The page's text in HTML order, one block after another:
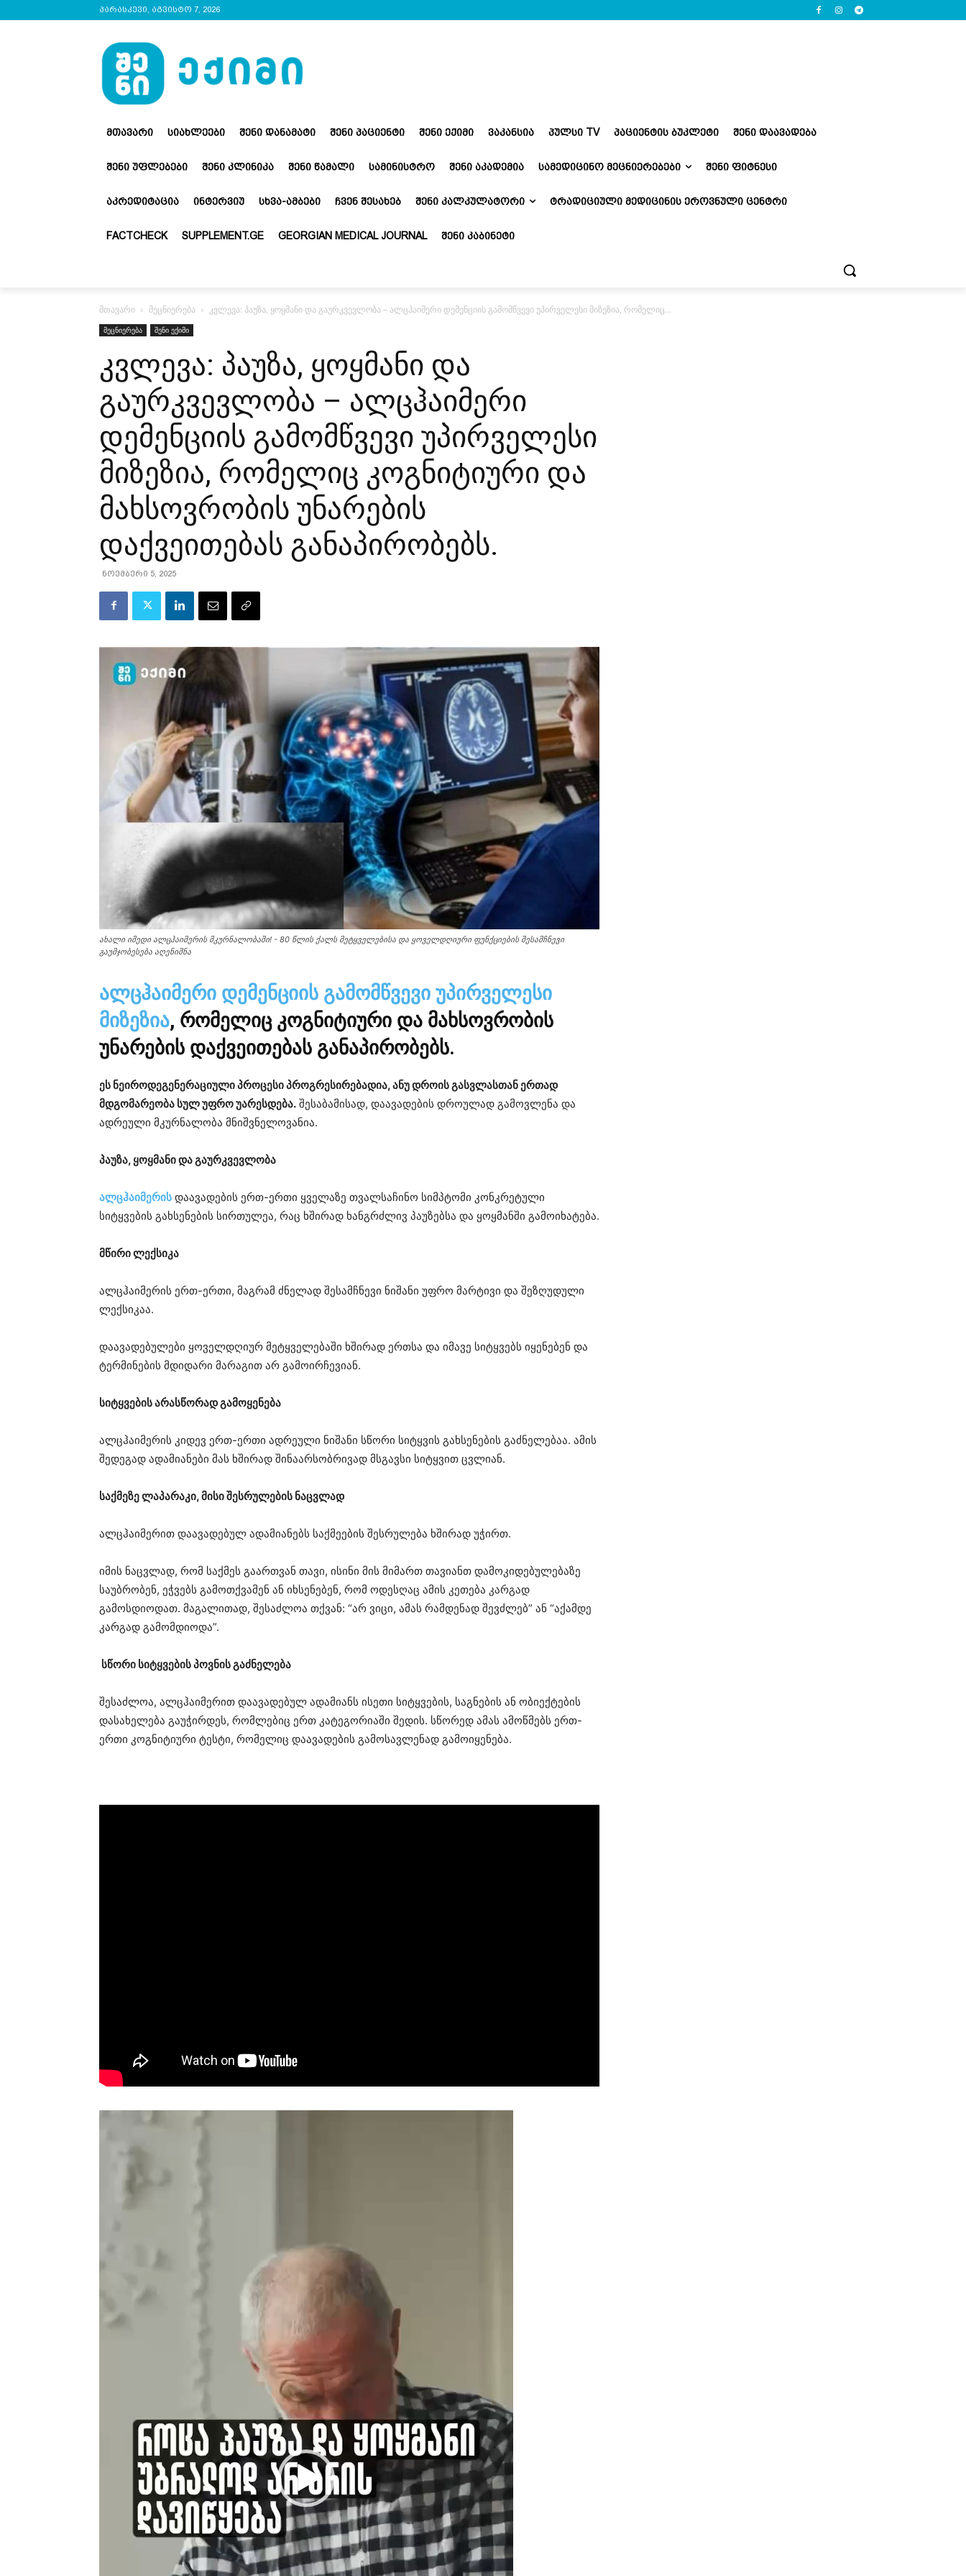
პარასკევი, აგვისტო 7, 2026
ᲛᲗᲐᲕᲐᲠᲘ ᲡᲘᲐᲮᲚᲔᲔᲑᲘ ᲨᲔᲜᲘ ᲓᲐᲜᲐᲛᲐᲢᲘ ᲨᲔᲜᲘ ᲞᲐᲪᲘᲔᲜᲢᲘ ᲨᲔᲜᲘ ᲔᲥᲘᲛᲘ ᲕᲐᲙᲐᲜᲡᲘᲐ ᲞᲣᲚᲡᲘ TV ᲞᲐᲪᲘᲔᲜᲢᲘᲡ ᲑᲣᲙᲚᲔᲢᲘ ᲨᲔᲜᲘ ᲓᲐᲐᲕᲐᲓᲔᲑᲐ
ᲨᲔᲜᲘ ᲣᲤᲚᲔᲑᲔᲑᲘ ᲨᲔᲜᲘ ᲙᲚᲘᲜᲘᲙᲐ ᲨᲔᲜᲘ ᲬᲐᲛᲐᲚᲘ ᲡᲐᲛᲘᲜᲘᲡᲢᲠᲝ ᲨᲔᲜᲘ ᲐᲙᲐᲓᲔᲛᲘᲐ ᲡᲐᲛᲔᲓᲘᲪᲘᲜᲝ ᲛᲔᲪᲜᲘᲔᲠᲔᲑᲔᲑᲘ ᲨᲔᲜᲘ ᲤᲘᲢᲜᲔᲡᲘ
ᲐᲙᲠᲔᲓᲘᲢᲐᲪᲘᲐ ᲘᲜᲢᲔᲠᲕᲘᲣ ᲡᲮᲕᲐ-ᲐᲛᲑᲔᲑᲘ ᲩᲕᲔᲜ ᲨᲔᲡᲐᲮᲔᲑ ᲨᲔᲜᲘ ᲙᲐᲚᲙᲣᲚᲐᲢᲝᲠᲘ ᲢᲠᲐᲓᲘᲪᲘᲣᲚᲘ ᲛᲔᲓᲘᲪᲘᲜᲘᲡ ᲔᲠᲝᲕᲜᲣᲚᲘ ᲪᲔᲜᲢᲠᲘ
FACTCHECK SUPPLEMENT.GE GEORGIAN MEDICAL JOURNAL ᲨᲔᲜᲘ ᲙᲐᲑᲘᲜᲔᲢᲘ
მთავარი მეცნიერება კვლევა: პაუზა, ყოყმანი და გაურკვევლობა – ალცჰაიმერი დემენციის გამომწვევი უპირველესი მიზეზია, რომელიც...
მეცნიერება შენი ექიმი
კვლევა: პაუზა, ყოყმანი და
გაურკვევლობა – ალცჰაიმერი
დემენციის გამომწვევი უპირველესი
მიზეზია, რომელიც კოგნიტიური და
მახსოვრობის უნარების
დაქვეითებას განაპირობებს.
ნოემბერი 5, 2025
ახალი იმედი ალცჰაიმერის მკურნალობაში! - 80 წლის ქალს მეტყველებისა და ყოველდღიური ფუნქციების შესამჩნევი
გაუმჯობესება აღენიშნა
ალცჰაიმერი დემენციის გამომწვევი უპირველესი
მიზეზია, რომელიც კოგნიტიური და მახსოვრობის
უნარების დაქვეითებას განაპირობებს.
ეს ნეიროდეგენერაციული პროცესი პროგრესირებადია, ანუ დროის გასვლასთან ერთად
მდგომარეობა სულ უფრო უარესდება. შესაბამისად, დაავადების დროულად გამოვლენა და
ადრეული მკურნალობა მნიშვნელოვანია.
პაუზა, ყოყმანი და გაურკვევლობა
ალცჰაიმერის დაავადების ერთ-ერთი ყველაზე თვალსაჩინო სიმპტომი კონკრეტული
სიტყვების გახსენების სირთულეა, რაც ხშირად ხანგრძლივ პაუზებსა და ყოყმანში გამოიხატება.
მწირი ლექსიკა
ალცჰაიმერის ერთ-ერთი, მაგრამ ძნელად შესამჩნევი ნიშანი უფრო მარტივი და შეზღუდული
ლექსიკაა.
დაავადებულები ყოველდღიურ მეტყველებაში ხშირად ერთსა და იმავე სიტყვებს იყენებენ და
ტერმინების მდიდარი მარაგით არ გამოირჩევიან.
სიტყვების არასწორად გამოყენება
ალცჰაიმერის კიდევ ერთ-ერთი ადრეული ნიშანი სწორი სიტყვის გახსენების გაძნელებაა. ამის
შედეგად ადამიანები მას ხშირად შინაარსობრივად მსგავსი სიტყვით ცვლიან.
საქმეზე ლაპარაკი, მისი შესრულების ნაცვლად
ალცჰაიმერით დაავადებულ ადამიანებს საქმეების შესრულება ხშირად უჭირთ.
იმის ნაცვლად, რომ საქმეს გაართვან თავი, ისინი მის მიმართ თავიანთ დამოკიდებულებაზე
საუბრობენ, ეჭვებს გამოთქვამენ ან იხსენებენ, რომ ოდესღაც ამის კეთება კარგად
გამოსდიოდათ. მაგალითად, შესაძლოა თქვან: “არ ვიცი, ამას რამდენად შევძლებ” ან “აქამდე
კარგად გამომდიოდა”.
სწორი სიტყვების პოვნის გაძნელება
შესაძლოა, ალცჰაიმერით დაავადებულ ადამიანს ისეთი სიტყვების, საგნების ან ობიექტების
დასახელება გაუჭირდეს, რომლებიც ერთ კატეგორიაში შედის. სწორედ ამას ამოწმებს ერთ-
ერთი კოგნიტიური ტესტი, რომელიც დაავადების გამოსავლენად გამოიყენება.